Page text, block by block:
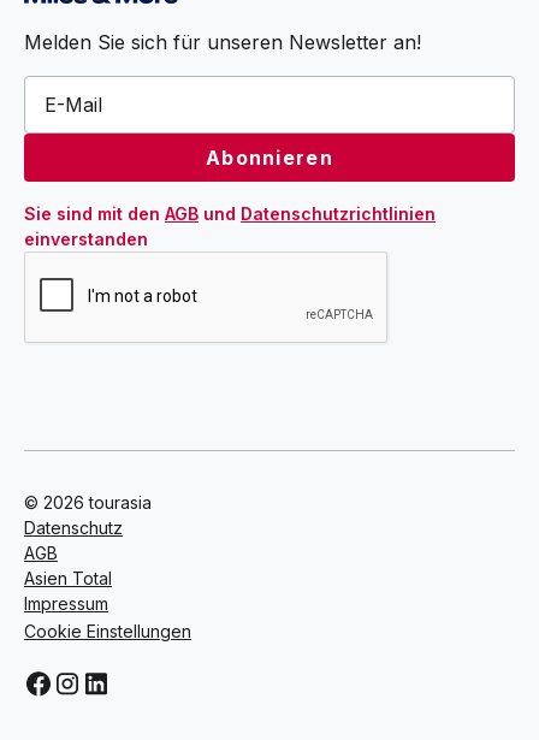
Melden Sie sich für unseren Newsletter an!
Sie sind mit den AGB und Datenschutzrichtlinien
einverstanden
© 2026 tourasia
Datenschutz
AGB
Asien Total
Impressum
Cookie Einstellungen